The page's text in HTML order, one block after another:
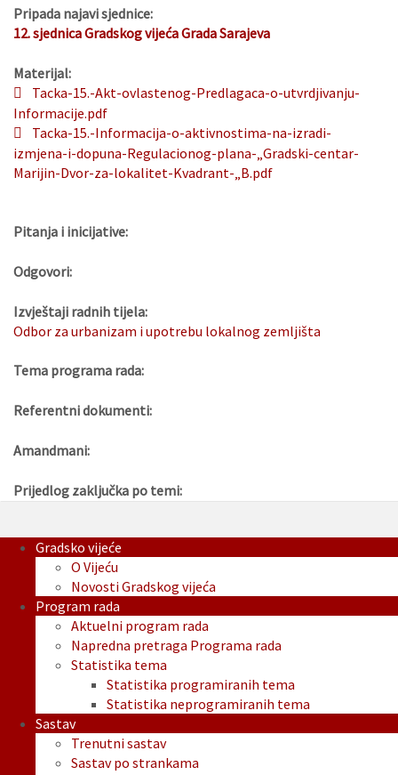
Pripada najavi sjednice:
12. sjednica Gradskog vijeća Grada Sarajeva
Materijal:
Tacka-15.-Akt-ovlastenog-Predlagaca-o-utvrdjivanju-
Informacije.pdf
Tacka-15.-Informacija-o-aktivnostima-na-izradi-
izmjena-i-dopuna-Regulacionog-plana-„Gradski-centar-
Marijin-Dvor-za-lokalitet-Kvadrant-„B.pdf
Pitanja i inicijative:
Odgovori:
Izvještaji radnih tijela:
Odbor za urbanizam i upotrebu lokalnog zemljišta
Tema programa rada:
Referentni dokumenti:
Amandmani:
Prijedlog zaključka po temi:
Gradsko vijeće
O Vijeću
Novosti Gradskog vijeća
Program rada
Aktuelni program rada
Napredna pretraga Programa rada
Statistika tema
Statistika programiranih tema
Statistika neprogramiranih tema
Sastav
Trenutni sastav
Sastav po strankama